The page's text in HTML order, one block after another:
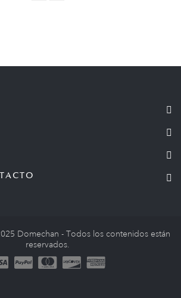
Domechan - Todos los contenidos están
reservados.